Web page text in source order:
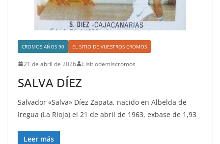
CROMOS AÑOS 90 EL SITIO DE VUESTROS CROMOS
21 de abril de 2026 Elsitiodemiscromos
SALVA DÍEZ
Salvador «Salva» Díez Zapata, nacido en Albelda de
Iregua (La Rioja) el 21 de abril de 1963, exbase de 1,93
Leer más